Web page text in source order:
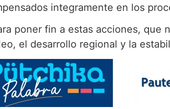
integramente en los
poner fin a estas acciones, que
el desarrollo regional y la